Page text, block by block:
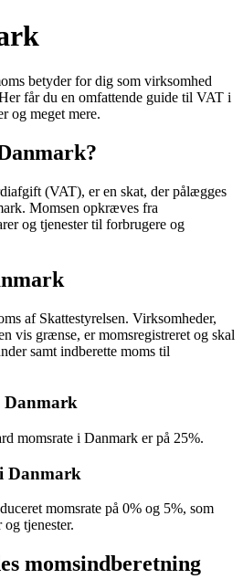
betyder for dig som virksomhed
får du en omfattende guide til VAT i
og meget mere.
(VAT), er en skat, der pålægges
Momsen opkræves fra
og tjenester til forbrugere og
af Skattestyrelsen. Virksomheder,
vis grænse, er momsregistreret og skal
samt indberette moms til
Danmark
momsrate i Danmark er på 25%.
Danmark
momsrate på 0% og 5%, som
tjenester.
momsindberetning